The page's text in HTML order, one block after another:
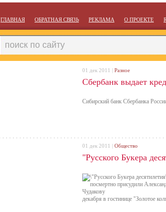
ГЛАВНАЯ ОБРАТНАЯ СВЯЗЬ РЕКЛАМА О ПРОЕКТЕ
Сбербанк выдает
Сибирский банк Сбербанка
01 дек 2011 | Разное
"Русского Букера
декабря в гостинице "Золотое
01 дек 2011 | Общество